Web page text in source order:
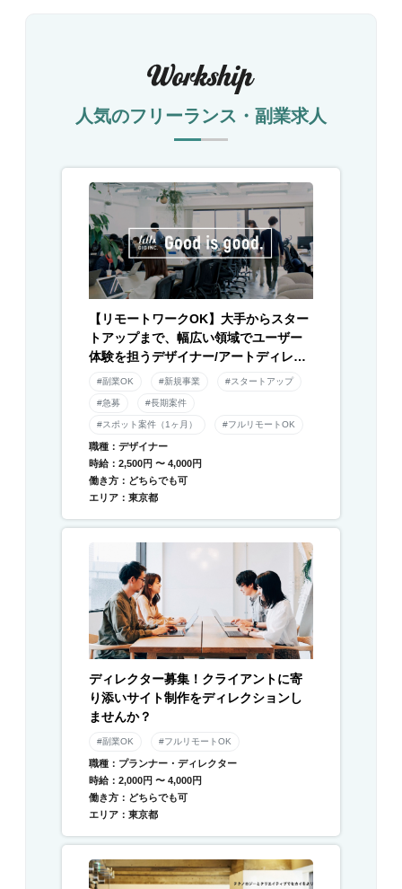
人気のフリーランス・副業求人
【リモートワークOK】大手からスター
トアップまで、幅広い領域でユーザー
体験を担うデザイナー/アートディレク
ター募集！
#副業OK #新規事業 #スタートアップ
#急募 #長期案件
#スポット案件（1ヶ月） #フルリモートOK
職種：デザイナー
時給：2,500円 〜 4,000円
働き方：どちらでも可
エリア：東京都
ディレクター募集！クライアントに寄
り添いサイト制作をディレクションし
ませんか？
#副業OK #フルリモートOK
職種：プランナー・ディレクター
時給：2,000円 〜 4,000円
働き方：どちらでも可
エリア：東京都